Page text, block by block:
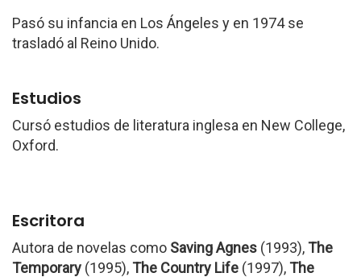
Pasó su infancia en Los Ángeles y en 1974 se
trasladó al Reino Unido.
Estudios
Cursó estudios de literatura inglesa en New College,
Oxford.
Escritora
Autora de novelas como Saving Agnes (1993), The
Temporary (1995), The Country Life (1997), The